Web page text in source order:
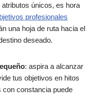
Navegar por el
para buscar
Una puerta a la
únicos, es hora
profesionales
una hoja de ruta hacia el
deseado.
: aspira a alcanzar
tus objetivos en hitos
constancia puede